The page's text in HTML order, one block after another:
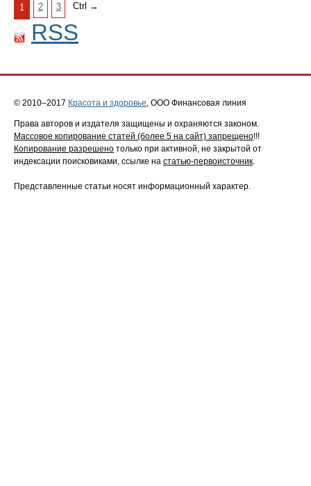
1 2 3 Ctrl →
RSS
© 2010–2017 Красота и здоровье , ООО Финансовая линия
Права авторов и издателя защищены и охраняются законом.
Массовое копирование статей (более 5 на сайт) запрещено!!!
Копирование разрешено только при активной, не закрытой от
индексации поисковиками, ссылке на статью-первоисточник
Представленные статьи носят информационный характер.